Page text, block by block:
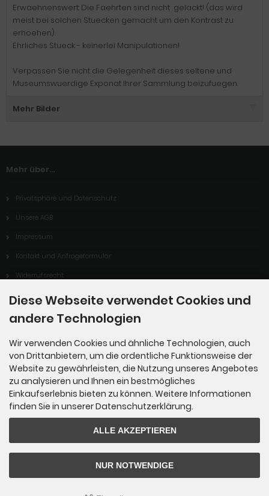
Erwaehnenswert: Die Faehrten sind nicht gelackt! (das wird
meist bei solchen Stuecken gemacht um den Kontrast zu
erhoehen).
Ehrliches Stueck - keinerlei Manipulationen!
Verpassen Sie nicht die Gelegenheit dieses seltene und
Museumswuerdige Exponat Ihrer Sammlung beizufuegen.
Mehr Bilder
Mehr über...
Privatsphäre und Datenschutz
Unsere AGB
Impressum
Kontakt und Anfrageformular
Widerrufsrecht
Vertrag Widerrufen
Cookie Einstellungen
Informationen
Sitemap
Über uns
Vorteile von Kipping-Fossils
Diese Webseite verwendet Cookies und
andere Technologien
Wir verwenden Cookies und ähnliche Technologien, auch
von Drittanbietern, um die ordentliche Funktionsweise der
Website zu gewährleisten, die Nutzung unseres Angebotes
zu analysieren und Ihnen ein bestmögliches
Einkaufserlebnis bieten zu können. Weitere Informationen
finden Sie in unserer Datenschutzerklärung.
ALLE AKZEPTIEREN
NUR NOTWENDIGE